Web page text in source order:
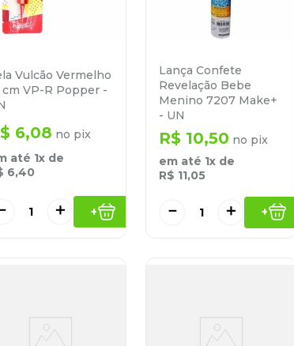
Vulcão Vermelho
cm VP-R Popper -
6,08 no pix
até 1x de
6,40
＋ +
Lança Confete
Revelação Bebe
Menino 7207 Make+
- UN
R$ 10,50 no pix
em até 1x de
R$ 11,05
＋
－ +